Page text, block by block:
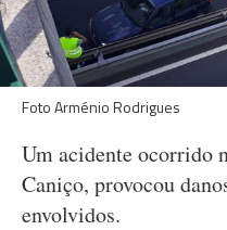
Foto Arménio Rodrigues
Um acidente ocorrido
Caniço, provocou
envolvidos.